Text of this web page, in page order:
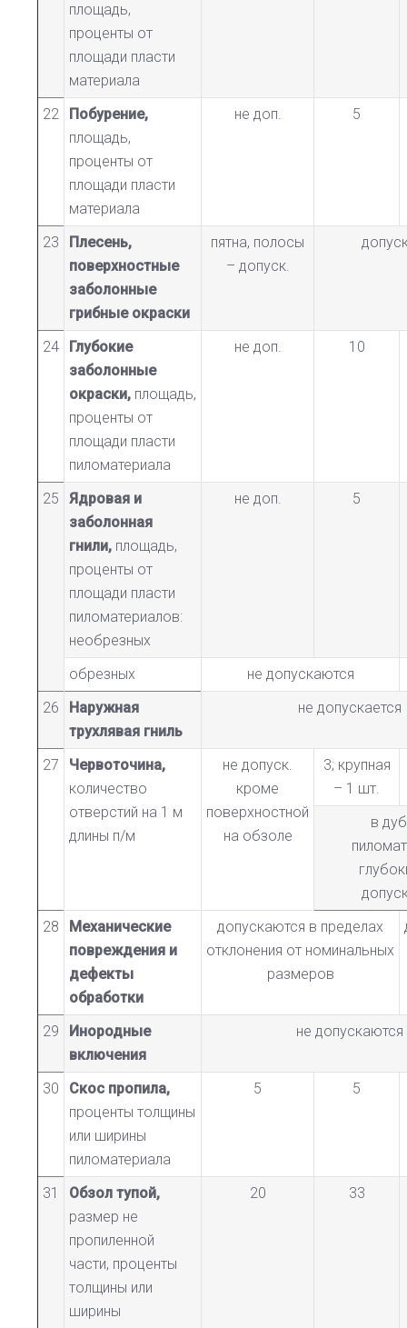
площадь,
проценты от
площади пласти
материала
22
Побурение,
площадь,
проценты от
площади пласти
материала
не доп. 5
23
Плесень,
поверхностные
заболонные
грибные окраски
пятна, полосы
– допуск.
24
Глубокие
заболонные
окраски, площадь,
проценты от
площади пласти
пиломатериала
не доп. 10
25
Ядровая и
заболонная
гнили, площадь,
проценты от
площади пласти
пиломатериалов:
необрезных
не доп. 5
обрезных
не допускаются
26
Наружная
трухлявая гниль
не допускается
27
Червоточина,
количество
отверстий на 1 м
длины п/м
не допуск.
кроме
поверхностной
на обзоле
3; крупная
– 1 шт.
в
28
Механические
повреждения и
дефекты
обработки
допускаются в пределах
отклонения от номинальных
размеров
29
Инородные
включения
не допускаются
30
Скос пропила,
проценты толщины
или ширины
пиломатериала
5 5
31
Обзол тупой,
размер не
пропиленной
части, проценты
толщины или
ширины
20 33